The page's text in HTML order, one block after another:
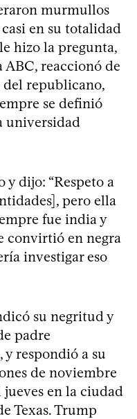
murmullos
en su totalidad
hizo la pregunta,
ABC, reaccionó de
republicano,
se definió
universidad
dijo: “Respeto a
pero ella
fue india y
convirtió en negra
investigar eso
su negritud y
padre
respondió a su
de noviembre
en la ciudad
Texas. Trump